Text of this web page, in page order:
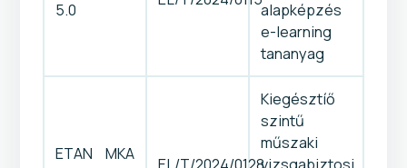
5.0
alapképzés
e-learning
tananyag
ETAN MKA
Kiegésztíő
szintű
műszaki